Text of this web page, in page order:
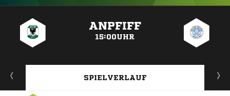
ANPFIFF
15:00UHR
SPIELVERLAUF